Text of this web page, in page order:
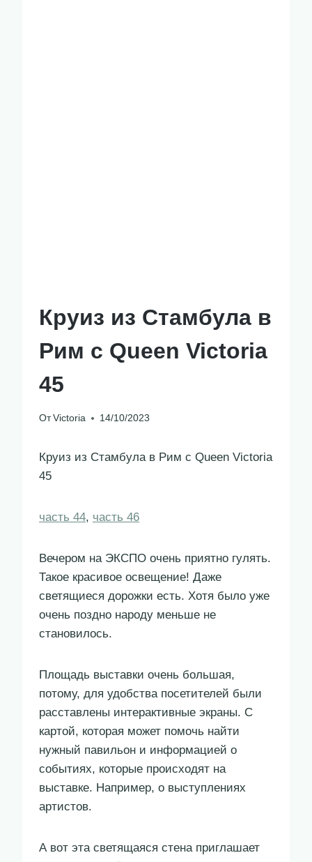
Круиз из Стамбула в
Рим с Queen Victoria
45
От Victoria 14/10/2023
Круиз из Стамбула в Рим с Queen Victoria
45
часть 44, часть 46
Вечером на ЭКСПО очень приятно гулять.
Такое красивое освещение! Даже
светящиеся дорожки есть. Хотя было уже
очень поздно народу меньше не
становилось.
Площадь выставки очень большая,
потому, для удобства посетителей были
расставлены интерактивные экраны. С
картой, которая может помочь найти
нужный павильон и информацией о
событиях, которые происходят на
выставке. Например, о выступлениях
артистов.
А вот эта светящаяся стена приглашает